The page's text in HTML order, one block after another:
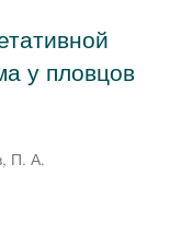
у пловцов
П. А.